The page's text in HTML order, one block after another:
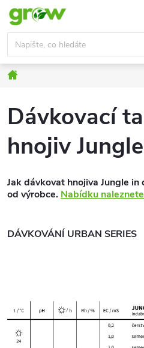
Přejít
obsah
Dávkovací
hnojiv
Jak dávkovat hnojiva Jungle
od výrobce. Nabídku
DÁVKOVÁNÍ URBAN SERIES